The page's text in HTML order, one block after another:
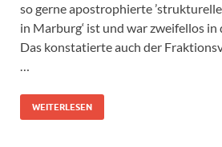
so gerne apostrophierte
in Marburg‘ ist und war zweifellos in
Das konstatierte auch der
…
WEITERLESEN